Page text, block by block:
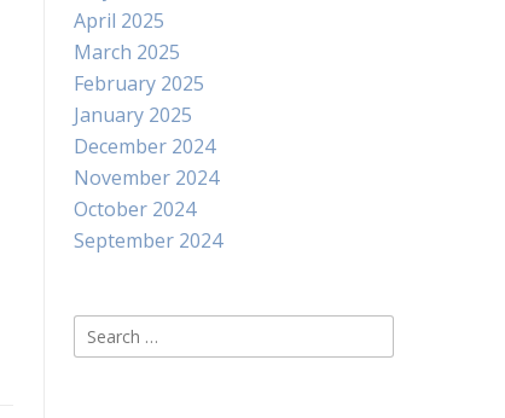
April 2025
March 2025
February 2025
January 2025
December 2024
November 2024
October 2024
September 2024
Search
for: